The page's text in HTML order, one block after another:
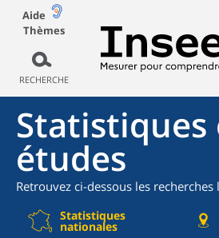
Aide
Thèmes
RECHERCHE
Statistiques
études
Retrouvez ci-dessous les
Statistiques
nationales